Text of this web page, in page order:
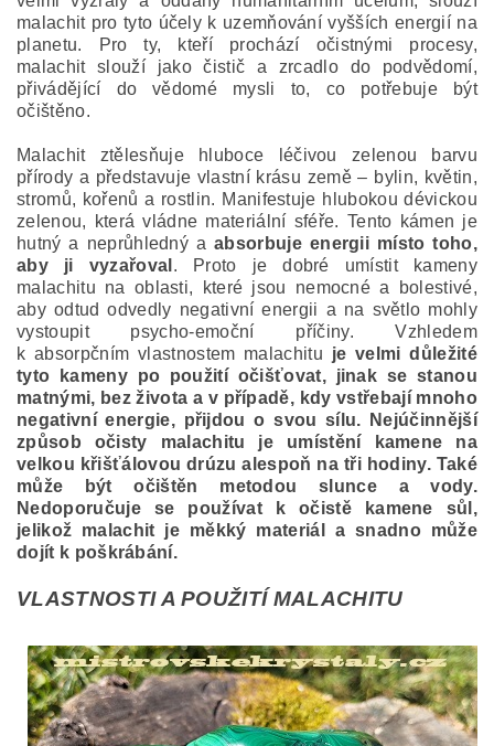
malachit pro tyto účely k uzemňování vyšších energií na
planetu. Pro ty, kteří prochází očistnými procesy,
malachit slouží jako čistič a zrcadlo do podvědomí,
přivádějící do vědomé mysli to, co potřebuje být
očištěno.
Malachit ztělesňuje hluboce léčivou zelenou barvu
přírody a představuje vlastní krásu země – bylin, květin,
stromů, kořenů a rostlin. Manifestuje hlubokou dévickou
zelenou, která vládne materiální sféře. Tento kámen je
hutný a neprůhledný aabsorbuje energii místo toho,
aby ji vyzařoval . Proto je dobré umístit kameny
malachitu na oblasti, které jsou nemocné a bolestivé,
aby odtud odvedly negativní energii a na světlo mohly
vystoupit psycho-emoční příčiny. Vzhledem
k absorpčním vlastnostem malachitu je velmi důležité
tyto kameny po použití očišťovat, jinak se stanou
matnými, bez života a v případě, kdy vstřebají mnoho
negativní energie, přijdou o svou sílu. Nejúčinnější
způsob očisty malachitu je umístění kamene na
velkou křišťálovou drúzu alespoň na tři hodiny. Také
může být očištěn metodou slunce a vody.
Nedoporučuje se používat k očistě kamene sůl,
jelikož malachit je měkký materiál a snadno může
dojít k poškrábání.
VLASTNOSTI A POUŽITÍ MALACHITU